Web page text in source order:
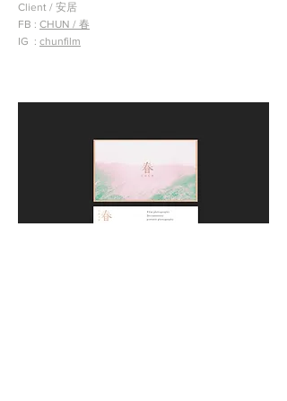
Client / 安居
FB : CHUN / 春
IG : chunfilm